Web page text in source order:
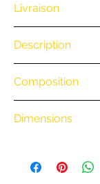
Livraison
100€ d'achat.
valable pour
par téléphone)
• Retrait en
• Livraison à
0 à 3 km : 8 €
Description
Composition
Dimensions